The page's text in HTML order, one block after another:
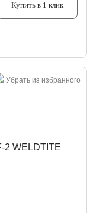
Купить в 1 клик
Убрать из избранного